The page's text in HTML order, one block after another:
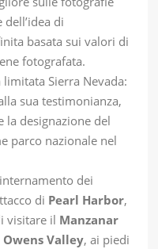
di
basata sui valori di
fotografata.
Sierra Nevada:
sua testimonianza,
la designazione del
parco nazionale nel
dei
di Pearl Harbor,
visitare il Manzanar
Valley, ai piedi